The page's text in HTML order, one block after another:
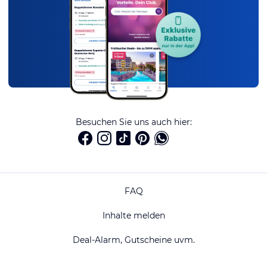
Besuchen Sie uns auch hier:
FAQ
Inhalte melden
Deal-Alarm, Gutscheine uvm.